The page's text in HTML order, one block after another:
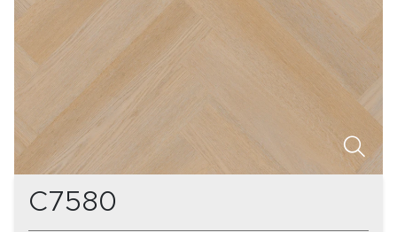
C7580